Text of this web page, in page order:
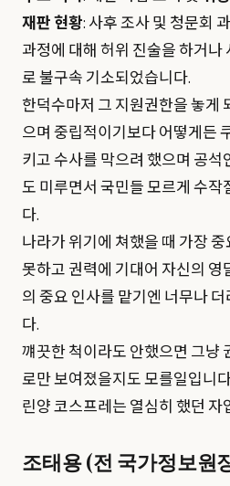
재판 현황: 사후 조사 및 청문회
과정에 대해 허위 진술을 하거나
로 불구속 기소되었습니다.
한덕수마저 그 지원권한을 놓게
으며 중립적이기보다 어떻게든
키고 수사를 막으려 했으며 공
도 미루면서 국민들 모르게 수작
다.
나라가 위기에 쳐했을 때 가장
못하고 권력에 기대어 자신의
의 중요 인사를 맡기엔 너무나
다.
꺠끗한 척이라도 안했으면 그냥
로만 보여졌을지도 모를일입니
린양 코스프레는 열심히 했던 자
조태용 (전 국가정보원